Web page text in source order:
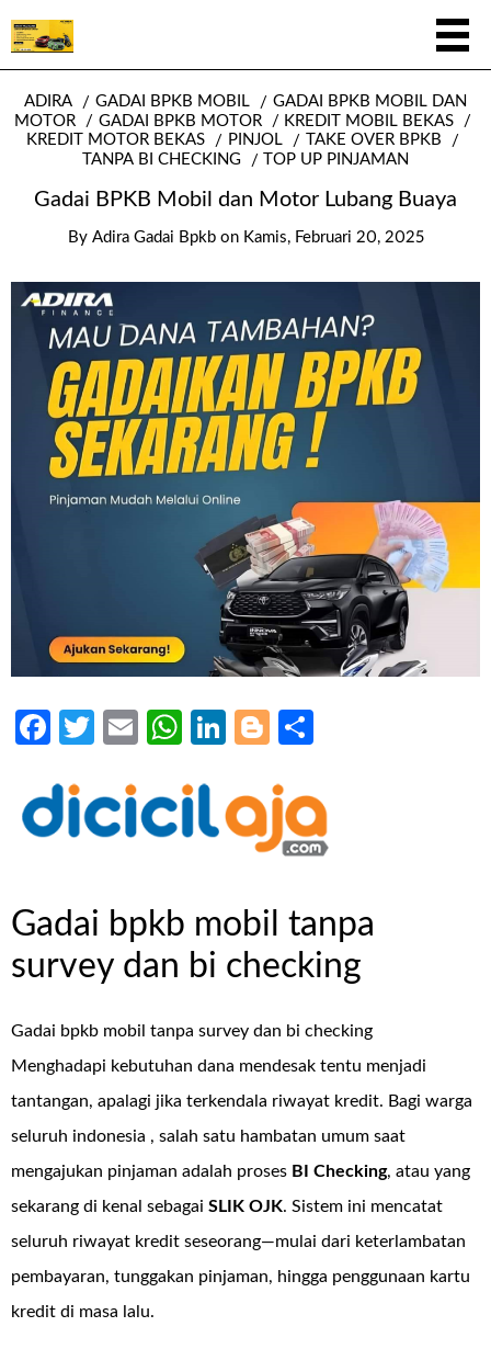
ADIRA GADAI BPKB MOBIL
GADAI BPKB MOBIL DAN
MOTOR
GADAI BPKB MOTOR
KREDIT MOBIL BEKAS
KREDIT MOTOR BEKAS
PINJOL
TAKE OVER BPKB
TANPA BI CHECKING
TOP UP PINJAMAN
Gadai BPKB Mobil dan Motor Lubang Buaya
By Adira Gadai Bpkb on Kamis, Februari 20, 2025
Facebook
Twitter
EmailWhatsApp
LinkedIn
Blogger
Gadai bpkb mobil tanpa
survey dan bi checking
Gadai bpkb mobil tanpa survey dan bi checking
Menghadapi kebutuhan dana mendesak tentu menjadi
tantangan, apalagi jika terkendala riwayat kredit. Bagi warga
seluruh indonesia , salah satu hambatan umum saat
mengajukan pinjaman adalah proses BI Checking, atau yang
sekarang di kenal sebagai SLIK OJK. Sistem ini mencatat
seluruh riwayat kredit seseorang—mulai dari keterlambatan
pembayaran, tunggakan pinjaman, hingga penggunaan kartu
kredit di masa lalu.